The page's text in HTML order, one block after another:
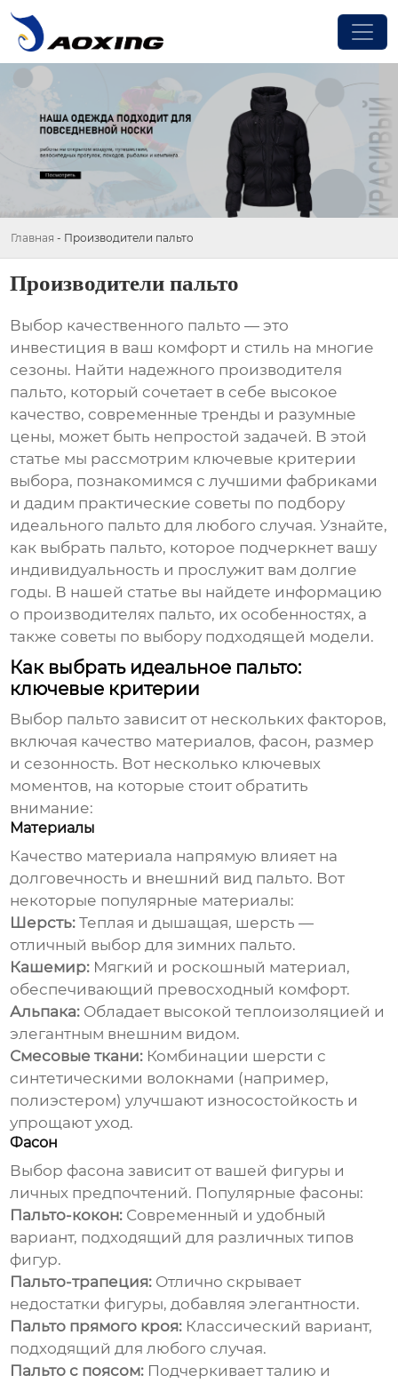
Главная - Производители пальто
Производители пальто
Выбор качественного пальто — это
инвестиция в ваш комфорт и стиль на многие
сезоны. Найти надежного производителя
пальто, который сочетает в себе высокое
качество, современные тренды и разумные
цены, может быть непростой задачей. В этой
статье мы рассмотрим ключевые критерии
выбора, познакомимся с лучшими фабриками
и дадим практические советы по подбору
идеального пальто для любого случая. Узнайте,
как выбрать пальто, которое подчеркнет вашу
индивидуальность и прослужит вам долгие
годы. В нашей статье вы найдете информацию
о производителях пальто, их особенностях, а
также советы по выбору подходящей модели.
Как выбрать идеальное пальто:
ключевые критерии
Выбор пальто зависит от нескольких факторов,
включая качество материалов, фасон, размер
и сезонность. Вот несколько ключевых
моментов, на которые стоит обратить
внимание:
Материалы
Качество материала напрямую влияет на
долговечность и внешний вид пальто. Вот
некоторые популярные материалы:
Шерсть: Теплая и дышащая, шерсть —
отличный выбор для зимних пальто.
Кашемир: Мягкий и роскошный материал,
обеспечивающий превосходный комфорт.
Альпака: Обладает высокой теплоизоляцией и
элегантным внешним видом.
Смесовые ткани: Комбинации шерсти с
синтетическими волокнами (например,
полиэстером) улучшают износостойкость и
упрощают уход.
Фасон
Выбор фасона зависит от вашей фигуры и
личных предпочтений. Популярные фасоны:
Пальто-кокон: Современный и удобный
вариант, подходящий для различных типов
фигур.
Пальто-трапеция: Отлично скрывает
недостатки фигуры, добавляя элегантности.
Пальто прямого кроя: Классический вариант,
подходящий для любого случая.
Пальто с поясом: Подчеркивает талию и